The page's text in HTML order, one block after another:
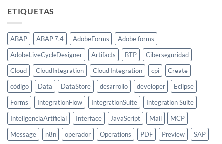
ETIQUETAS
ABAP ABAP 7.4 AdobeForms
Adobe forms
AdobeLiveCycleDesigner
Artifacts BTP
Ciberseguridad
Cloud
CloudIntegration Cloud Integration cpi
Create
código
Data DataStore desarrollo developer
Eclipse
Forms
IntegrationFlow IntegrationSuite
Integration Suite
InteligenciaArtificial
Interface JavaScript Mail
MCP
Message
n8n operador Operations PDF Preview
SAP